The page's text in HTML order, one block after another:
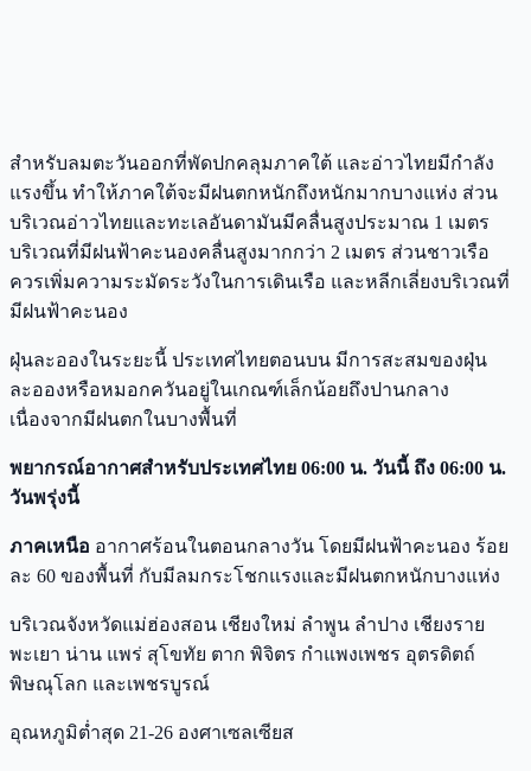
สำหรับลมตะวันออกที่พัดปกคลุมภาคใต้ และอ่าวไทยมีกำลัง
แรงขึ้น ทำให้ภาคใต้จะมีฝนตกหนักถึงหนักมากบางแห่ง ส่วน
บริเวณอ่าวไทยและทะเลอันดามันมีคลื่นสูงประมาณ 1 เมตร
บริเวณที่มีฝนฟ้าคะนองคลื่นสูงมากกว่า 2 เมตร ส่วนชาวเรือ
ควรเพิ่มความระมัดระวังในการเดินเรือ และหลีกเลี่ยงบริเวณที่
มีฝนฟ้าคะนอง
ฝุ่นละอองในระยะนี้ ประเทศไทยตอนบน มีการสะสมของฝุ่น
ละอองหรือหมอกควันอยู่ในเกณฑ์เล็กน้อยถึงปานกลาง
เนื่องจากมีฝนตกในบางพื้นที่
พยากรณ์อากาศสำหรับประเทศไทย 06:00 น. วันนี้ ถึง 06:00 น.
วันพรุ่งนี้
ภาคเหนือ อากาศร้อนในตอนกลางวัน โดยมีฝนฟ้าคะนอง ร้อย
ละ 60 ของพื้นที่ กับมีลมกระโชกแรงและมีฝนตกหนักบางแห่ง
บริเวณจังหวัดแม่ฮ่องสอน เชียงใหม่ ลำพูน ลำปาง เชียงราย
พะเยา น่าน แพร่ สุโขทัย ตาก พิจิตร กำแพงเพชร อุตรดิตถ์
พิษณุโลก และเพชรบูรณ์
อุณหภูมิต่ำสุด 21-26 องศาเซลเซียส